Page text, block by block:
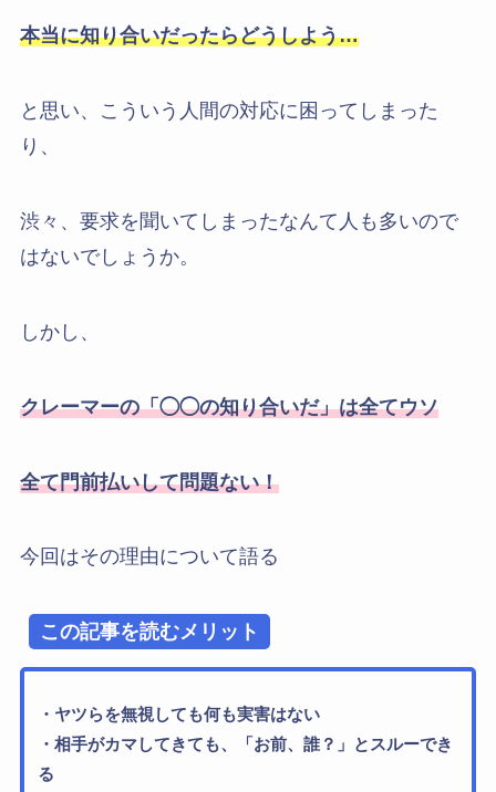
本当に知り合いだったらどうしよう…
と思い、こういう人間の対応に困ってしまった
り、
渋々、要求を聞いてしまったなんて人も多いので
はないでしょうか。
しかし、
クレーマーの「◯◯の知り合いだ」は全てウソ
全て門前払いして問題ない！
今回はその理由について語る
この記事を読むメリット
・ヤツらを無視しても何も実害はない
・相手がカマしてきても、「お前、誰？」とスルーでき
る